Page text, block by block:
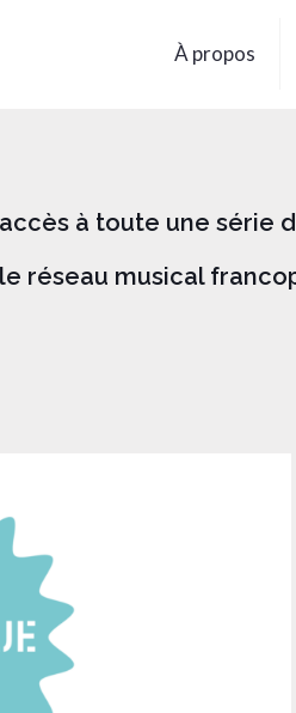
À propos
à toute une série
réseau musical